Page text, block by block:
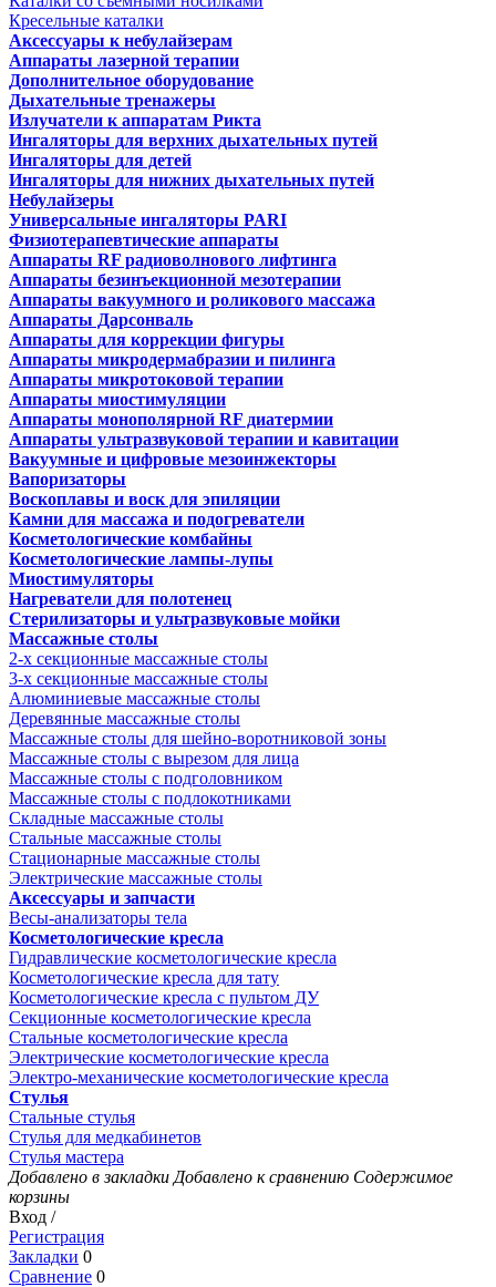
Кресельные каталки
Аксессуары к небулайзерам
Аппараты лазерной терапии
Дополнительное оборудование
Дыхательные тренажеры
Излучатели к аппаратам Рикта
Ингаляторы для верхних дыхательных путей
Ингаляторы для детей
Ингаляторы для нижних дыхательных путей
Небулайзеры
Универсальные ингаляторы PARI
Физиотерапевтические аппараты
Аппараты RF радиоволнового лифтинга
Аппараты безинъекционной мезотерапии
Аппараты вакуумного и роликового массажа
Аппараты Дарсонваль
Аппараты для коррекции фигуры
Аппараты микродермабразии и пилинга
Аппараты микротоковой терапии
Аппараты миостимуляции
Аппараты монополярной RF диатермии
Аппараты ультразвуковой терапии и кавитации
Вакуумные и цифровые мезоинжекторы
Вапоризаторы
Воскоплавы и воск для эпиляции
Камни для массажа и подогреватели
Косметологические комбайны
Косметологические лампы-лупы
Миостимуляторы
Нагреватели для полотенец
Стерилизаторы и ультразвуковые мойки
Массажные столы
2-х секционные массажные столы
3-х секционные массажные столы
Алюминиевые массажные столы
Деревянные массажные столы
Массажные столы для шейно-воротниковой зоны
Массажные столы с вырезом для лица
Массажные столы с подголовником
Массажные столы с подлокотниками
Складные массажные столы
Стальные массажные столы
Стационарные массажные столы
Электрические массажные столы
Аксессуары и запчасти
Весы-анализаторы тела
Косметологические кресла
Гидравлические косметологические кресла
Косметологические кресла для тату
Косметологические кресла с пультом ДУ
Секционные косметологические кресла
Стальные косметологические кресла
Электрические косметологические кресла
Электро-механические косметологические кресла
Стулья
Стальные стулья
Стулья для медкабинетов
Стулья мастера
Добавлено в закладки Добавлено к сравнению Содержимое
корзины
Вход /
Регистрация
Закладки 0
Сравнение 0